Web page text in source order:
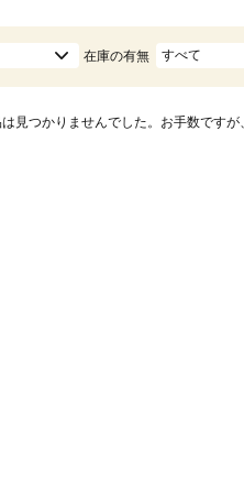
在庫の有無 すべて
見つかりませんでした。お手数ですが